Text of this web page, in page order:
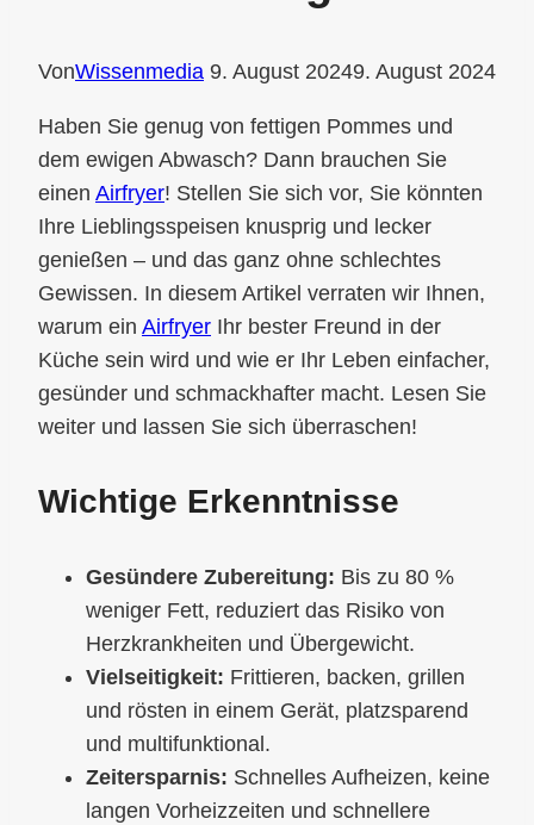
VonWissenmedia 9. August 20249. August 2024
Haben Sie genug von fettigen Pommes und
dem ewigen Abwasch? Dann brauchen Sie
einen Airfryer! Stellen Sie sich vor, Sie könnten
Ihre Lieblingsspeisen knusprig und lecker
genießen – und das ganz ohne schlechtes
Gewissen. In diesem Artikel verraten wir Ihnen,
warum ein Airfryer Ihr bester Freund in der
Küche sein wird und wie er Ihr Leben einfacher,
gesünder und schmackhafter macht. Lesen Sie
weiter und lassen Sie sich überraschen!
Wichtige Erkenntnisse
Gesündere Zubereitung: Bis zu 80 %
weniger Fett, reduziert das Risiko von
Herzkrankheiten und Übergewicht.
Vielseitigkeit: Frittieren, backen, grillen
und rösten in einem Gerät, platzsparend
und multifunktional.
Zeitersparnis: Schnelles Aufheizen, keine
langen Vorheizzeiten und schnellere